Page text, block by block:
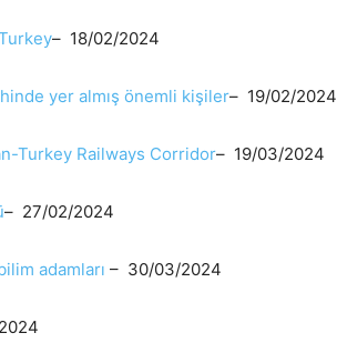
– 18/02/2024
yer almış önemli kişiler– 19/02/2024
Turkey Railways Corridor– 19/03/2024
– 27/02/2024
adamları – 30/03/2024